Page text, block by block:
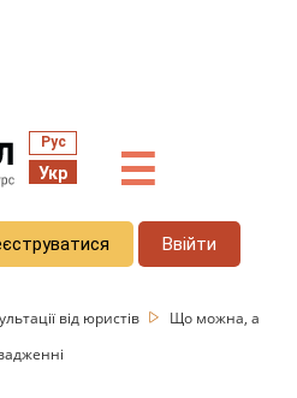
Рус
Укр ☰
Ввійти
від юристів
Що можна, а